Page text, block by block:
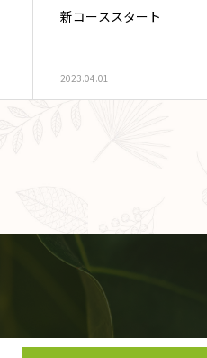
新コーススタート
2023.04.01